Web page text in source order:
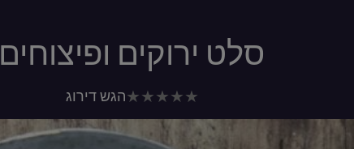
סלט ירוקים ופיצוחים
לא
נשלחו
דירוגים
הגש דירוג